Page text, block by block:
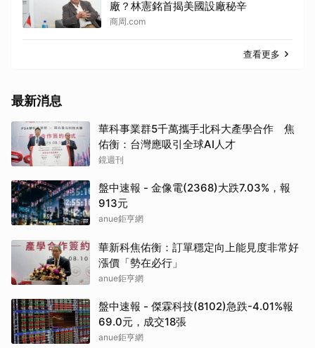
廠？林憲銘首揭美國設廠秘辛
商周.com
查看更多
最新消息
華科事業群5千萬攜手北科大產學合作 焦
佑衡：台灣應吸引全球AI人才
鏡週刊
盤中速報 - 金像電(2368)大跌7.03%，報
913元
anue鉅亨網
華新科焦佑衡：訂單穩定向上能見度非常好
漲價「勢在必行」
anue鉅亨網
盤中速報 - 傑霖科技(8102)急跌-4.01%報
69.0元，成交18張
anue鉅亨網